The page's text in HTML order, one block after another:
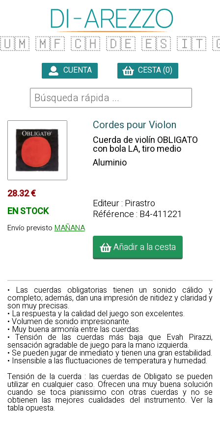
🇺🇲 🇲🇫 🇨🇭 🇩🇪 🇪🇸 🇮🇹
CUENTA CESTA (0)
28.32 €
EN STOCK
Envío previsto MAÑANA
Cordes pour Violon
Cuerda de violín OBLIGATO
con bola LA, tiro medio
Aluminio
Editeur : Pirastro
Référence : B4-411221
Añadir a la cesta
• Las cuerdas obligatorias tienen un sonido cálido y
completo; además, dan una impresión de nitidez y claridad y
son muy precisas.
• La respuesta y la calidad del juego son excelentes.
• Volumen de sonido impresionante.
• Muy buena armonía entre las cuerdas.
• Tensión de las cuerdas más baja que Evah Pirazzi,
sensación agradable de juego para la mano izquierda.
• Se pueden jugar de inmediato y tienen una gran estabilidad.
• Insensible a las fluctuaciones de temperatura y humedad.
Tensión de la cuerda: las cuerdas de Obligato se pueden
utilizar en cualquier caso. Ofrecen una muy buena solución
cuando se toca pianissimo con otras cuerdas y no se
obtienen las mejores cualidades del instrumento. Ver la
tabla opuesta.